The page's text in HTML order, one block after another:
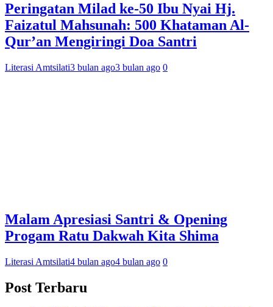
Peringatan Milad ke-50 Ibu Nyai Hj.
Faizatul Mahsunah: 500 Khataman Al-
Qur’an Mengiringi Doa Santri
Literasi Amtsilati3 bulan ago3 bulan ago 0
Malam Apresiasi Santri & Opening
Progam Ratu Dakwah Kita Shima
Literasi Amtsilati4 bulan ago4 bulan ago 0
Post Terbaru